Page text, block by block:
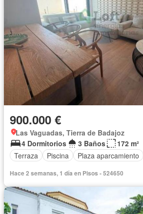
900.000 €
Las Vaguadas, Tierra de Badajoz
4 Dormitorios
3 Baños
172 m²
Terraza
Piscina Plaza aparcamiento
Hace 2 semanas, 1 día en Pisos - 524650